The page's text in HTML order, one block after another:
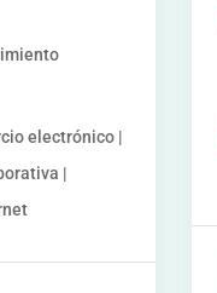
electrónico |
|